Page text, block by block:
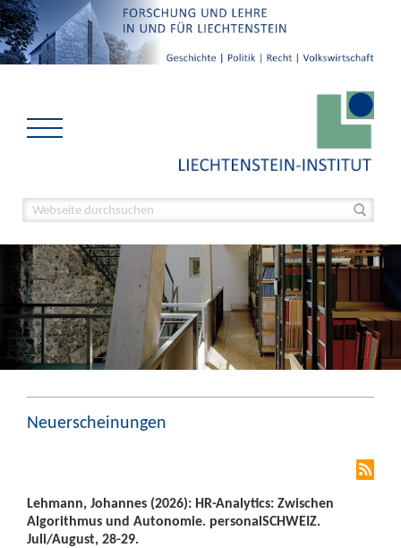
Neuerscheinungen
Lehmann, Johannes (2026): HR-Analytics: Zwischen
Algorithmus und Autonomie. personalSCHWEIZ.
Juli/August, 28-29.